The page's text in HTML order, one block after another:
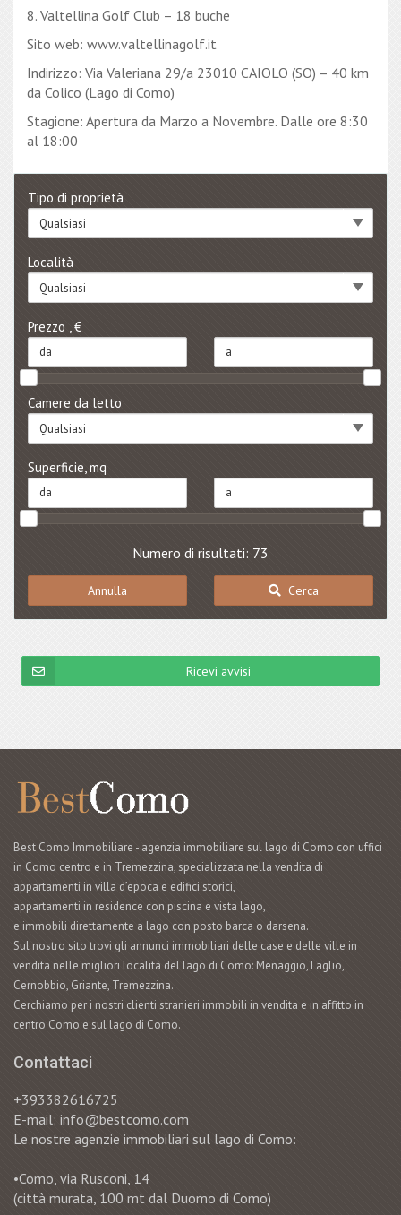
8. Valtellina Golf Club – 18 buche
Sito web: www.valtellinagolf.it
Indirizzo: Via Valeriana 29/a 23010 CAIOLO (SO) – 40 km
da Colico (Lago di Como)
Stagione: Apertura da Marzo a Novembre. Dalle ore 8:30
al 18:00
Tipo di proprietà
Qualsiasi
Località
Qualsiasi
Prezzo , €
Camere da letto
Qualsiasi
Superficie, mq
Numero di risultati: 73
Annulla Cerca
Ricevi avvisi
Best Como Immobiliare - agenzia immobiliare sul lago di Como con uffici
in Como centro e in Tremezzina, specializzata nella vendita di
appartamenti in villa d’epoca e edifici storici,
appartamenti in residence con piscina e vista lago,
e immobili direttamente a lago con posto barca o darsena.
Sul nostro sito trovi gli annunci immobiliari delle case e delle ville in
vendita nelle migliori località del lago di Como: Menaggio, Laglio,
Cernobbio, Griante, Tremezzina.
Cerchiamo per i nostri clienti stranieri immobili in vendita e in affitto in
centro Como e sul lago di Como.
Contattaci
+393382616725
E-mail: info@bestcomo.com
Le nostre agenzie immobiliari sul lago di Como:
•Como, via Rusconi, 14
(città murata, 100 mt dal Duomo di Como)